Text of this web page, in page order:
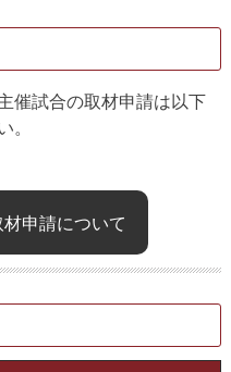
催試合の取材申請は以下
。
申請について